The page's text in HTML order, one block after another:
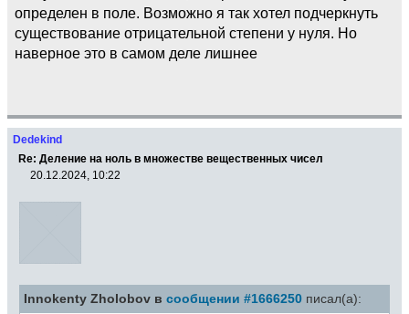
определен в поле. Возможно я так хотел подчеркнуть
существование отрицательной степени у нуля. Но
наверное это в самом деле лишнее
Dedekind
Re: Деление на ноль в множестве вещественных чисел
20.12.2024, 10:22
Innokenty Zholobov в сообщении #1666250 писал(а):